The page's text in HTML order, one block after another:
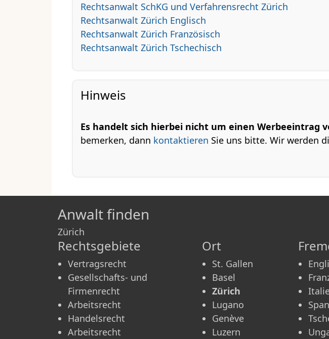
Rechtsanwalt SchKG und Verfahrensrecht Zürich
Rechtsanwalt Zürich Englisch
Rechtsanwalt Zürich Französisch
Rechtsanwalt Zürich Tschechisch
Hinweis
Es handelt sich hierbei nicht um einen Werbeeintrag
bemerken, dann kontaktieren Sie uns bitte. Wir werden
Anwalt finden
Zürich
Rechtsgebiete
Vertragsrecht
Gesellschafts- und
Firmenrecht
Arbeitsrecht
Handelsrecht
Arbeitsrecht
Ort
St. Gallen
Basel
Zürich
Lugano
Genève
Luzern